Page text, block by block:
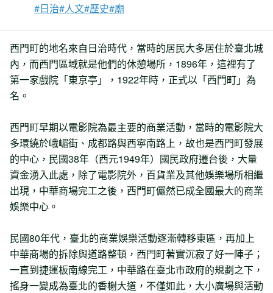
#日治#人文#歷史#廟
西門町的地名來自日治時代，當時的居民大多居住於臺北城
內，而西門區域就是他們的休憩場所，1896年，這裡有了
第一家戲院「東京亭」，1922年時，正式以「西門町」為
名。
西門町早期以電影院為最主要的商業活動，當時的電影院大
多環繞於峨嵋街、成都路與西寧南路上，故也是西門町發展
的中心，民國38年（西元1949年）國民政府遷台後，大量
資金湧入此處，除了電影院外，百貨業及其他娛樂場所相繼
出現，中華商場完工之後，西門町儼然已成全國最大的商業
娛樂中心。
民國80年代，臺北的商業娛樂活動逐漸轉移東區，再加上
中華商場的拆除與道路整頓，西門町著實沉寂了好一陣子；
一直到捷運板南線完工，中華路在臺北市政府的規劃之下，
搖身一變成為臺北的香榭大道，不僅如此，大小廣場與活動